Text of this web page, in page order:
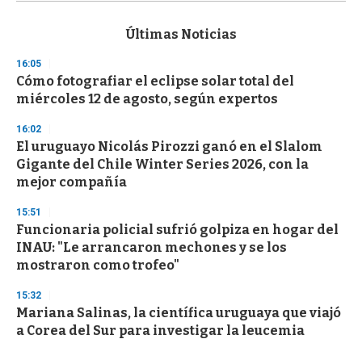
d
s
o
f
3
s
e
c
o
d
s
Últimas Noticias
16:05
Cómo fotografiar el eclipse solar total del
miércoles 12 de agosto, según expertos
16:02
El uruguayo Nicolás Pirozzi ganó en el Slalom
Gigante del Chile Winter Series 2026, con la
mejor compañía
15:51
Funcionaria policial sufrió golpiza en hogar del
INAU: "Le arrancaron mechones y se los
mostraron como trofeo"
15:32
Mariana Salinas, la científica uruguaya que viajó
a Corea del Sur para investigar la leucemia